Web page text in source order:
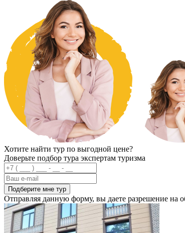
Хотите найти тур по выгодной цене?
Доверьте подбор тура экспертам туризма
Подберите мне тур
Отправляя данную форму, вы даете разрешение на